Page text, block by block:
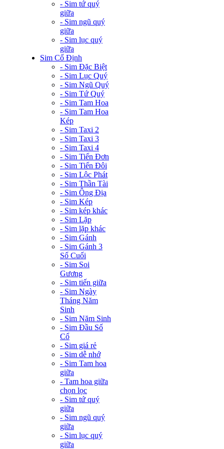
- Sim tứ quý
giữa
- Sim ngũ quý
giữa
- Sim lục quý
giữa
Sim Cố Định
- Sim Đặc Biệt
- Sim Lục Quý
- Sim Ngũ Quý
- Sim Tứ Quý
- Sim Tam Hoa
- Sim Tam Hoa
Kép
- Sim Taxi 2
- Sim Taxi 3
- Sim Taxi 4
- Sim Tiến Đơn
- Sim Tiến Đôi
- Sim Lộc Phát
- Sim Thần Tài
- Sim Ông Địa
- Sim Kép
- Sim kép khác
- Sim Lặp
- Sim lặp khác
- Sim Gánh
- Sim Gánh 3
Số Cuối
- Sim Soi
Gương
- Sim tiến giữa
- Sim Ngày
Tháng Năm
Sinh
- Sim Năm Sinh
- Sim Đầu Số
Cổ
- Sim giá rẻ
- Sim dễ nhớ
- Sim Tam hoa
giữa
- Tam hoa giữa
chọn lọc
- Sim tứ quý
giữa
- Sim ngũ quý
giữa
- Sim lục quý
giữa